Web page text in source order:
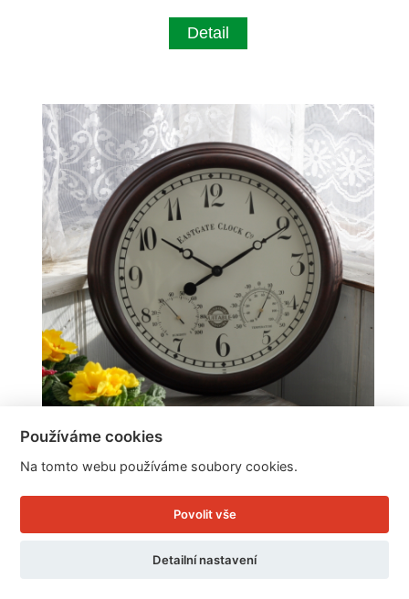
Detail
Venkovní hodiny s vlhkoměrem a teploměrem 38
cm
Cena: 879 Kč
Používáme cookies
Na tomto webu používáme soubory cookies.
Povolit vše
Detailní nastavení